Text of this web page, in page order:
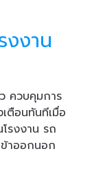
งงาน
ควบคุมการ
ตือนทันทีเมื่อ
รงงาน รถ
าออกนอก